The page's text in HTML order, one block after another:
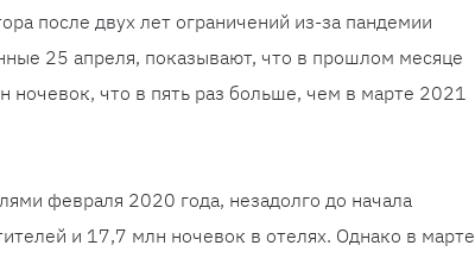
после двух лет ограничений из-за пандемии
25 апреля, показывают, что в прошлом месяце
ночевок, что в пять раз больше, чем в марте 2021
февраля 2020 года, незадолго до начала
и 17,7 млн ​​ночевок в отелях. Однако в марте